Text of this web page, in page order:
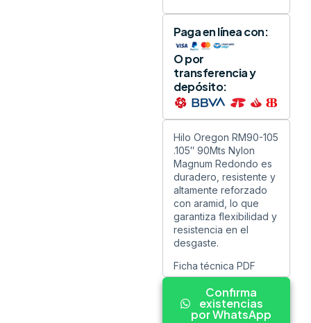
Paga en línea con:
O por
transferencia y
depósito:
Hilo Oregon RM90-105
.105″ 90Mts Nylon
Magnum Redondo es
duradero, resistente y
altamente reforzado
con aramid, lo que
garantiza flexibilidad y
resistencia en el
desgaste.
Ficha técnica PDF
Confirma
existencias
por WhatsApp